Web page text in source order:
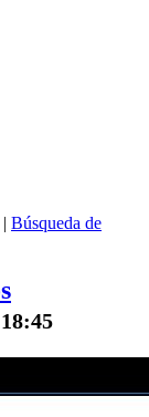
Búsqueda de